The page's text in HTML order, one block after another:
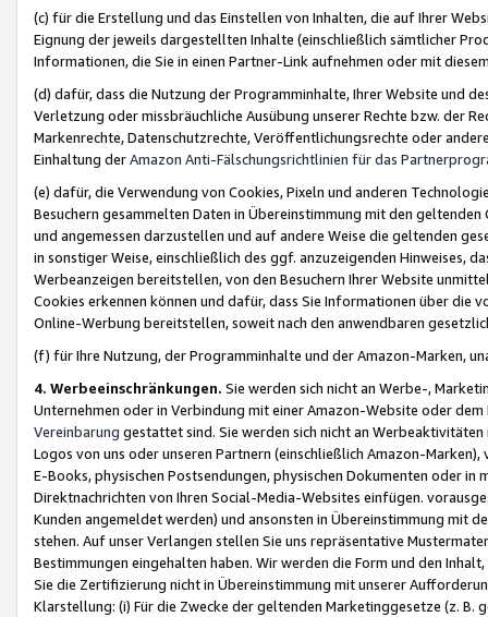
(c) für die Erstellung und das Einstellen von Inhalten, die auf Ihrer
Eignung der jeweils dargestellten Inhalte (einschließlich sämtlicher
Informationen, die Sie in einen Partner-Link aufnehmen oder mit
(d) dafür, dass die Nutzung der Programminhalte, Ihrer Website und
Verletzung oder missbräuchliche Ausübung unserer Rechte bzw. der
Markenrechte, Datenschutzrechte, Veröffentlichungsrechte oder
Einhaltung derAmazon Anti-Fälschungsrichtlinien für das
(e) dafür, die Verwendung von Cookies, Pixeln und anderen
Besuchern gesammelten Daten in Übereinstimmung mit den
und angemessen darzustellen und auf andere Weise die geltenden
in sonstiger Weise, einschließlich des ggf. anzuzeigenden Hinweises,
Werbeanzeigen bereitstellen, von den Besuchern Ihrer Website
Cookies erkennen können und dafür, dass Sie Informationen über die
Online-Werbung bereitstellen, soweit nach den anwendbaren
(f) für Ihre Nutzung, der Programminhalte und der Amazon-Marken,
4. Werbeeinschränkungen. Sie werden sich nicht an Werbe-,
Unternehmen oder in Verbindung mit einer Amazon-Website oder
Vereinbarung gestattet sind. Sie werden sich nicht an
Logos von uns oder unseren Partnern (einschließlich Amazon-
E-Books, physischen Postsendungen, physischen Dokumenten oder in
Direktnachrichten von Ihren Social-Media-Websites einfügen.
Kunden angemeldet werden) und ansonsten in Übereinstimmung mit
stehen. Auf unser Verlangen stellen Sie uns repräsentative
Bestimmungen eingehalten haben. Wir werden die Form und den
Sie die Zertifizierung nicht in Übereinstimmung mit unserer
Klarstellung: (i) Für die Zwecke der geltenden Marketinggesetze (z. B.